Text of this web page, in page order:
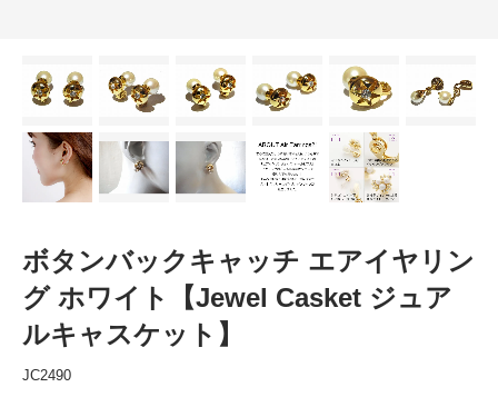
ボタンバックキャッチ エアイヤリン
グ ホワイト【Jewel Casket ジュア
ルキャスケット】
JC2490